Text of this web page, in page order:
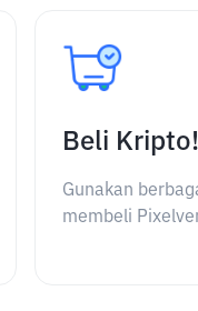
Beli Kripto!
Gunakan
membeli